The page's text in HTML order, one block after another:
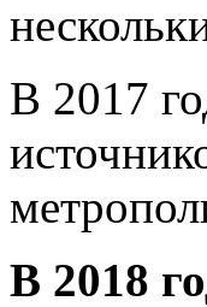
В 2017
В 2018